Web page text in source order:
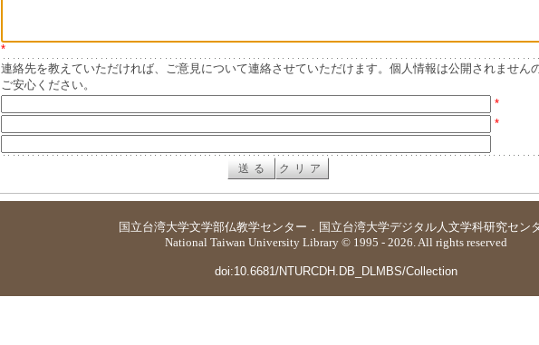
*
連絡先を教えていただければ、ご意見について連絡させていただけます。個人情報は公開されません
ご安心ください。
*
*
国立台湾大学文学部仏教学センター ． 国立台湾大学デジタル人文学科研究セン
National Taiwan University Library © 1995 - 2026. All rights reserved
doi:10.6681/NTURCDH.DB_DLMBS/Collection